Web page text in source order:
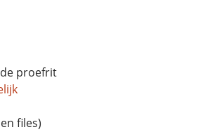
proefrit
files)